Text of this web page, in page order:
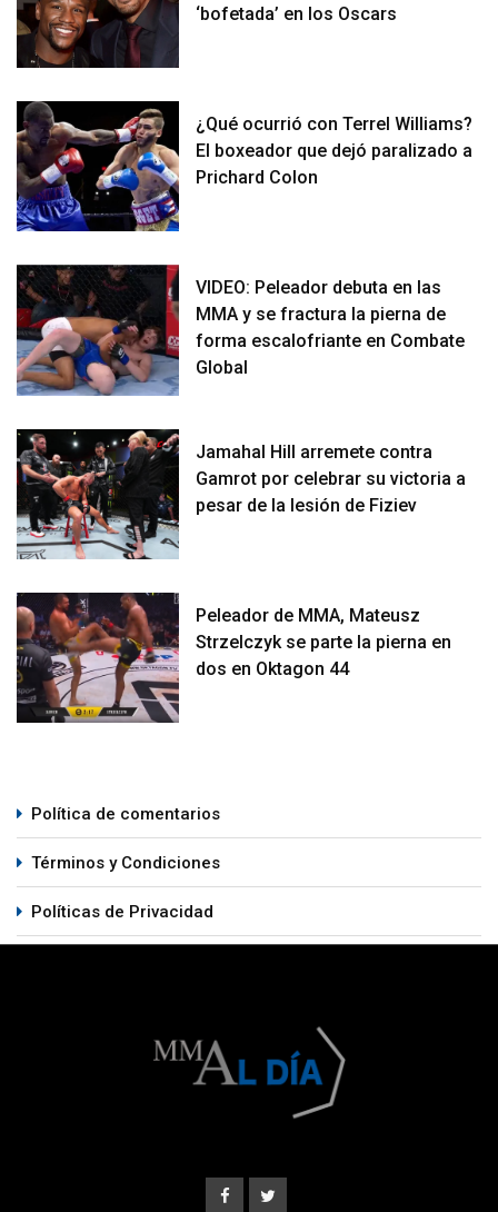
‘bofetada’ en los Oscars
¿Qué ocurrió con Terrel Williams?
El boxeador que dejó paralizado a
Prichard Colon
VIDEO: Peleador debuta en las
MMA y se fractura la pierna de
forma escalofriante en Combate
Global
Jamahal Hill arremete contra
Gamrot por celebrar su victoria a
pesar de la lesión de Fiziev
Peleador de MMA, Mateusz
Strzelczyk se parte la pierna en
dos en Oktagon 44
Política de comentarios
Términos y Condiciones
Políticas de Privacidad